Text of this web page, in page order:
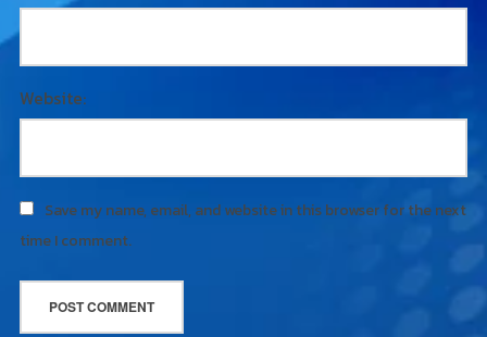
Website:
Save my name, email, and website in this browser for the next
time I comment.